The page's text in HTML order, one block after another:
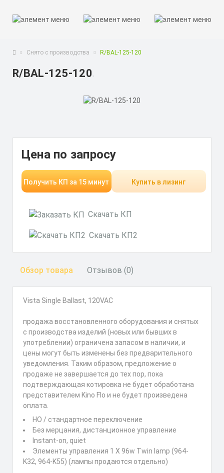
Снято с производства R/BAL-125-120
R/BAL-125-120
Цена по запросу
Получить КП за 15 минут Купить в лизинг
Скачать КП
Скачать КП2
Обзор товара Отзывов (0)
Vista Single Ballast, 120VAC
продажа восстановленного оборудования и снятых
с производства изделий (новых или бывших в
употреблении) ограничена запасом в наличии, и
цены могут быть изменены без предварительного
уведомления. Таким образом, предложение о
продаже не завершается до тех пор, пока
подтверждающая котировка не будет обработана
представителем Kino Flo и не будет произведена
оплата.
HO / стандартное переключение
Без мерцания, дистанционное управление
Instant-on, quiet
Элементы управления 1 X 96w Twin lamp (964-
K32, 964-K55) (лампы продаются отдельно)